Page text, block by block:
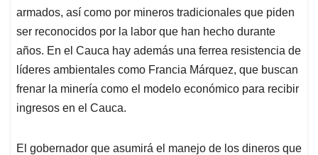
armados, así como por mineros tradicionales que piden
ser reconocidos por la labor que han hecho durante
años. En el Cauca hay además una ferrea resistencia de
líderes ambientales como Francia Márquez, que buscan
frenar la minería como el modelo económico para recibir
ingresos en el Cauca.
El gobernador que asumirá el manejo de los dineros que